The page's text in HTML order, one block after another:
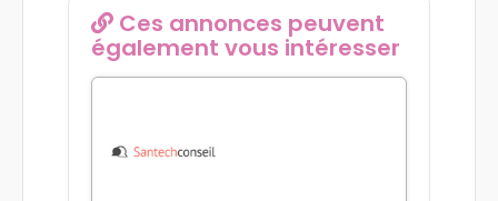
Ces annonces peuvent
également vous intéresser